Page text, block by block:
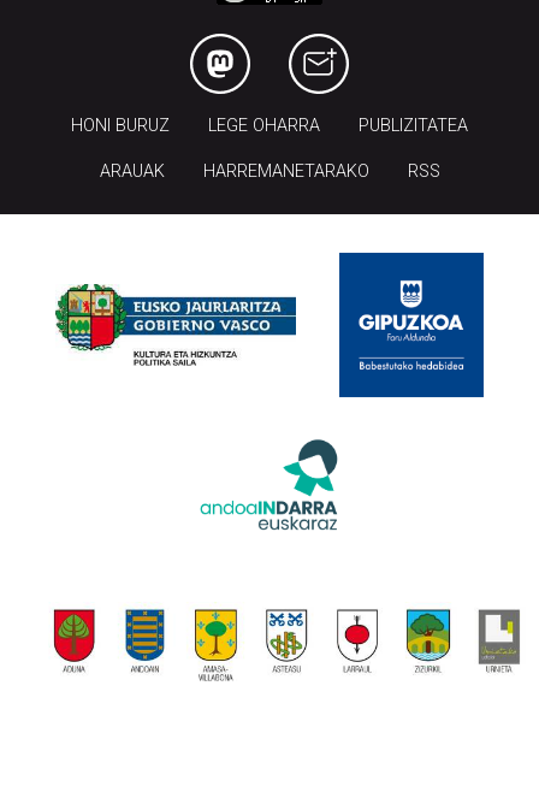
HONI BURUZ LEGE OHARRA PUBLIZITATEA
ARAUAK HARREMANETARAKO RSS